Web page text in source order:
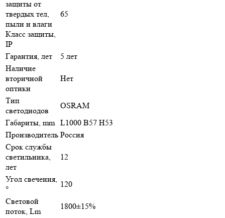
защиты от
твердых тел,
пыли и влаги
Класс защиты,
IP
65
Гарантия, лет
5 лет
Наличие
вторичной
оптики
Нет
Тип
светодиодов
OSRAM
Габариты, mm L1000 B57 H53
Производитель Россия
Срок службы
светильника,
лет
12
Угол свечения,
°
120
Световой
поток, Lm
1800±15%